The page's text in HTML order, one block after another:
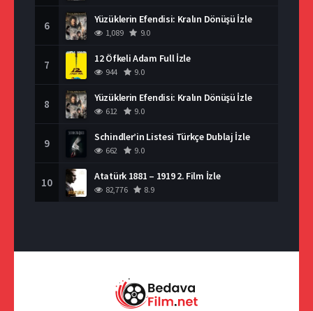
6 Yüzüklerin Efendisi: Kralın Dönüşü İzle
1,089 9.0
7 12 Öfkeli Adam Full İzle
944 9.0
8 Yüzüklerin Efendisi: Kralın Dönüşü İzle
612 9.0
9 Schindler’in Listesi Türkçe Dublaj İzle
662 9.0
10 Atatürk 1881 – 1919 2. Film İzle
82,776 8.9